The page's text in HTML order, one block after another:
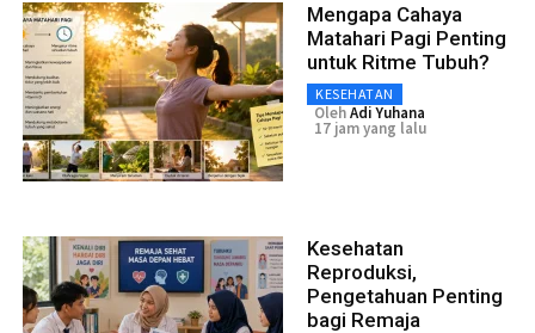
Mengapa Cahaya
Matahari Pagi Penting
untuk Ritme Tubuh?
KESEHATAN
OlehAdi Yuhana
17 jam yang lalu
Kesehatan
Reproduksi,
Pengetahuan Penting
bagi Remaja